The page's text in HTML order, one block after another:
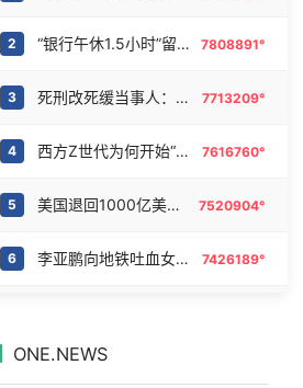
2 “银行午休1.5小时”留个窗口行不行 7808891°
3 死刑改死缓当事人：已付出沉重代价 7713209°
4 西方Z世代为何开始“粉”中国 7616760°
5 美国退回1000亿美元关税 7520904°
6 李亚鹏向地铁吐血女孩捐99999元 7426189°
ONE.NEWS